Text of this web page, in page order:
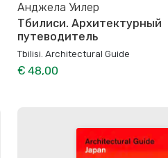
Анджела Уилер
Тбилиси. Архитектурный
путеводитель
Tbilisi. Architectural Guide
€ 48,00